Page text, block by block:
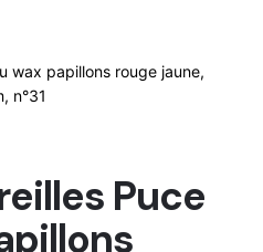
wax papillons rouge jaune,
n°31
Puce